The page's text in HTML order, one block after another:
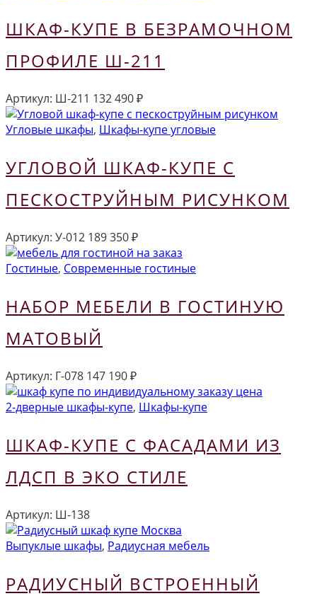
ШКАФ-КУПЕ В БЕЗРАМОЧНОМ
ПРОФИЛЕ Ш-211
Артикул: Ш-211 132 490₽
Угловые шкафы, Шкафы-купе угловые
УГЛОВОЙ ШКАФ-КУПЕ С
ПЕСКОСТРУЙНЫМ РИСУНКОМ
Артикул: У-012 189 350₽
Гостиные, Современные гостиные
НАБОР МЕБЕЛИ В ГОСТИНУЮ
МАТОВЫЙ
Артикул: Г-078 147 190₽
2-дверные шкафы-купе, Шкафы-купе
ШКАФ-КУПЕ С ФАСАДАМИ ИЗ
ЛДСП В ЭКО СТИЛЕ
Артикул: Ш-138
Выпуклые шкафы, Радиусная мебель
РАДИУСНЫЙ ВСТРОЕННЫЙ